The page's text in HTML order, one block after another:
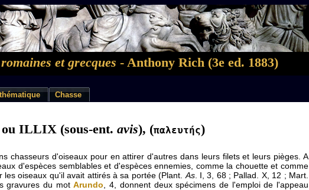
et grecques - Anthony Rich (3e ed. 1883)
Chasse
ILLIX (sous-ent. avis), (παλευτής)
chasseurs d'oiseaux pour en attirer d'autres dans leurs filets et leurs pièges. A
d'espèces semblables et d'espèces ennemies, comme la chouette et comme
oiseaux qu'il avait attirés à sa portée (Plant. As. I, 3, 68 ; Pallad. X, 12 ; Mart.
gravures du motArundo , 4, donnent deux spécimens de l'emploi de l'appeau